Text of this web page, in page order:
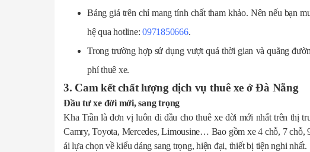
Bảng giá trên chỉ mang tính chất tham khảo. Nên nếu bạn
hệ qua hotline:0971850666.
Trong trường hợp sử dụng vượt quá thời gian và quãng
phí thuê xe.
3. Cam kết chất lượng dịch vụ thuê xe ở Đà Nẵng
Đầu tư xe đời mới, sang trọng
Kha Trần là đơn vị luôn đi đầu cho thuê xe đời mới nhất trên thị
Camry, Toyota, Mercedes, Limousine… Bao gồm xe 4 chỗ, 7
ái lựa chọn về kiểu dáng sang trọng, hiện đại, thiết bị tiện nghi nhất.